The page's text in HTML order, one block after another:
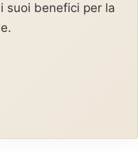
suoi benefici per la